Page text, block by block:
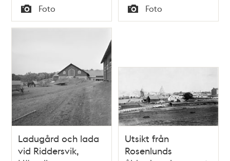
Tid
Typ
Foto Tid
Typ
Foto
Ladugård och lada
vid Riddersvik,
Utsikt från
Rosenlunds